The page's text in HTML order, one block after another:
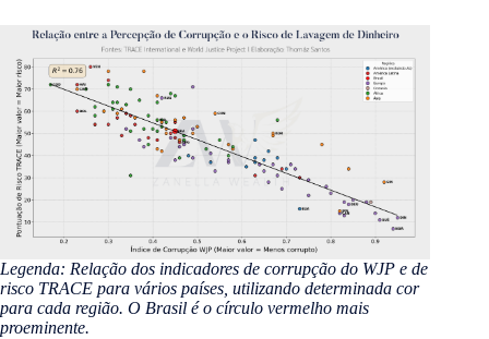
Legenda: Relação dos indicadores de corrupção do WJP e de
risco TRACE para vários países, utilizando determinada cor
para cada região. O Brasil é o círculo vermelho mais
proeminente.